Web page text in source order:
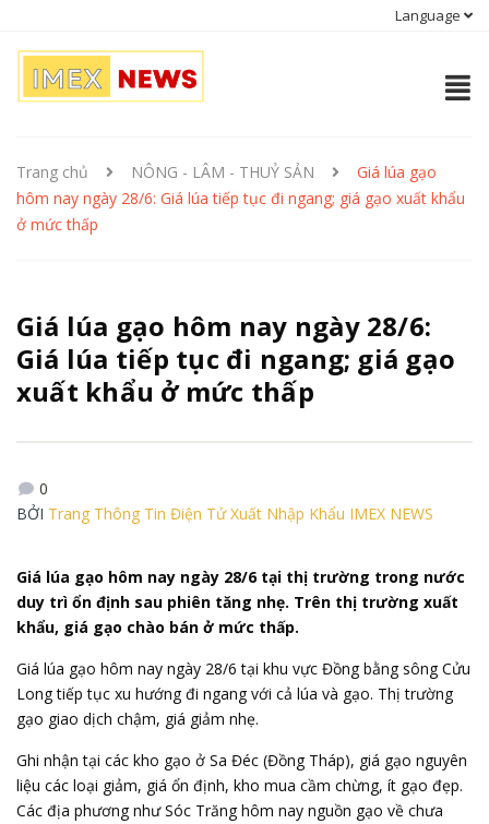
Language
Trang chủ NÔNG - LÂM - THUỶ SẢN
Giá lúa gạo
hôm nay ngày 28/6: Giá lúa tiếp tục đi ngang; giá gạo xuất khẩu
ở mức thấp
Giá lúa gạo hôm nay ngày 28/6:
Giá lúa tiếp tục đi ngang; giá gạo
xuất khẩu ở mức thấp
0
BỞI Trang Thông Tin Điện Tử Xuất Nhập Khẩu IMEX NEWS
Giá lúa gạo hôm nay ngày 28/6 tại thị trường trong nước
duy trì ổn định sau phiên tăng nhẹ. Trên thị trường xuất
khẩu, giá gạo chào bán ở mức thấp.
Giá lúa gạo hôm nay ngày 28/6 tại khu vực Đồng bằng sông Cửu
Longtiếp tục xu hướng đi ngang với cả lúa và gạo. Thị trường
gạo giao dịch chậm, giá giảm nhẹ.
Ghi nhận tại các kho gạo ở Sa Đéc (Đồng Tháp), giá gạo nguyên
liệu các loại giảm, giá ổn định, kho mua cầm chừng, ít gạo đẹp.
Các địa phương như Sóc Trăng hôm nay nguồn gạo về chưa